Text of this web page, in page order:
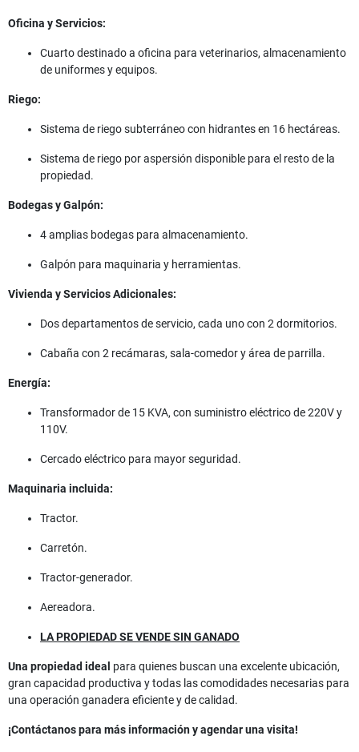
Oficina y Servicios:
Cuarto destinado a oficina para veterinarios, almacenamiento
de uniformes y equipos.
Riego:
Sistema de riego subterráneo con hidrantes en 16 hectáreas.
Sistema de riego por aspersión disponible para el resto de la
propiedad.
Bodegas y Galpón:
4 amplias bodegas para almacenamiento.
Galpón para maquinaria y herramientas.
Vivienda y Servicios Adicionales:
Dos departamentos de servicio, cada uno con 2 dormitorios.
Cabaña con 2 recámaras, sala-comedor y área de parrilla.
Energía:
Transformador de 15 KVA, con suministro eléctrico de 220V y
110V.
Cercado eléctrico para mayor seguridad.
Maquinaria incluida:
Tractor.
Carretón.
Tractor-generador.
Aereadora.
LA PROPIEDAD SE VENDE SIN GANADO
Una propiedad ideal para quienes buscan una excelente ubicación,
gran capacidad productiva y todas las comodidades necesarias para
una operación ganadera eficiente y de calidad.
¡Contáctanos para más información y agendar una visita!